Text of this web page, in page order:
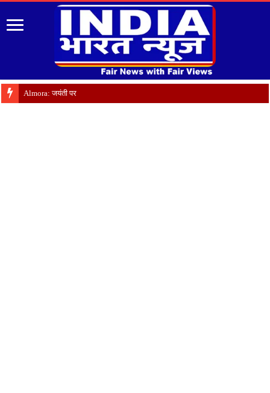
Almora: जयंती पर गृह क्षेत्र में याद